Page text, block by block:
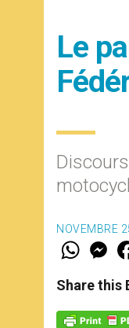
Le
NOVEMBRE
W
t
s
p
M
e
s
e
g
Share this